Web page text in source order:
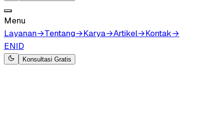
Menu
Layanan→Tentang→Karya→Artikel→Kontak→
ENID
Konsultasi Gratis